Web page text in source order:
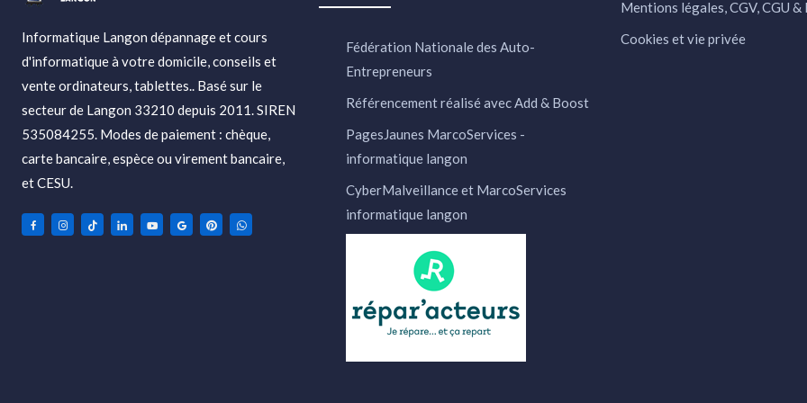
Informatique Langon dépannage et cours
d'informatique à votre domicile, conseils et
vente ordinateurs, tablettes.. Basé sur le
secteur de Langon 33210 depuis 2011. SIREN
535084255. Modes de paiement : chèque,
carte bancaire, espèce ou virement bancaire,
et CESU.
Fédération Nationale des Auto-
Entrepreneurs
Référencement réalisé avec Add & Boost
PagesJaunes MarcoServices -
informatique langon
CyberMalveillance et MarcoServices
informatique langon
Mentions légales, CGV, CGU &
Cookies et vie privée